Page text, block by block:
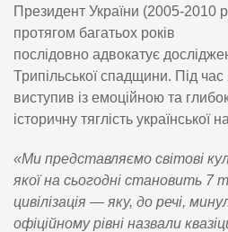
Президент України (2005-2010
протягом багатьох років
послідовно адвокатує
Трипільської спадщини. Під час
виступив із емоційною та
історичну тяглість української
«Ми представляємо світові
якої на сьогодні становить 7
цивілізація — яку, до речі,
офіційному рівні назвали